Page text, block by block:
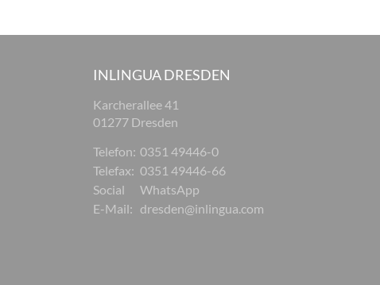
INLINGUA DRESDEN
Karcherallee 41
01277 Dresden
Telefon: 0351 49446-0
Telefax: 0351 49446-66
Social
WhatsApp
E-Mail: dresden@inlingua.com